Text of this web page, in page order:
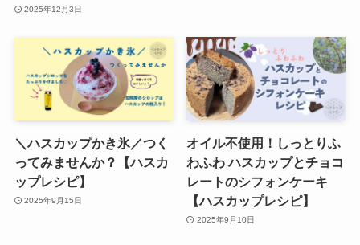
2025年12月3日
＼ハスカップかき氷／つく
ってみませんか？【ハスカ
ップレシピ】
2025年9月15日
オイル不使用！しっとりふ
わふわ ハスカップとチョコ
レートのシフォンケーキ
【ハスカップレシピ】
2025年9月10日